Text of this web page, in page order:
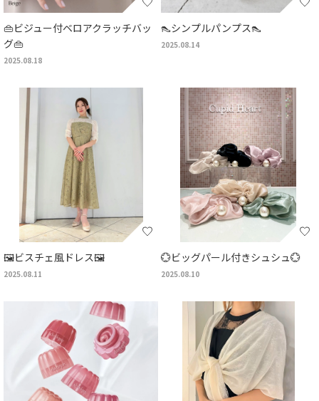
👜ビジュー付ベロアクラッチバッ
グ👜
2025.08.18
👠シンプルパンプス👠
2025.08.14
🖼️ビスチェ風ドレス🖼️
2025.08.11
💮ビッグパール付きシュシュ💮
2025.08.10